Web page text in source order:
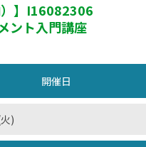
】 I16082306
ント入門講座
開催日
)